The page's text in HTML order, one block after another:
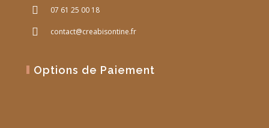
07 61 25 00 18
contact@creabisontine.fr
Options de Paiement